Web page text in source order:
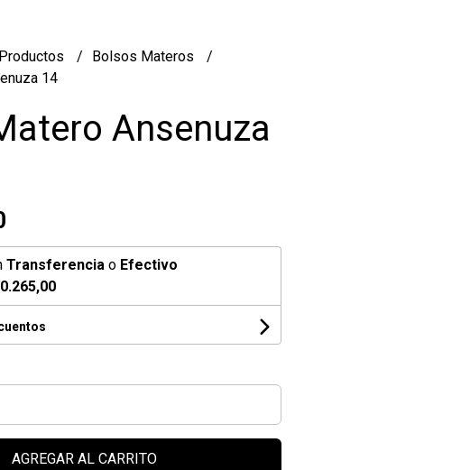
Bolsos Materos
14
Ansenuza
Transferencia o Efectivo
AGREGAR AL CARRITO